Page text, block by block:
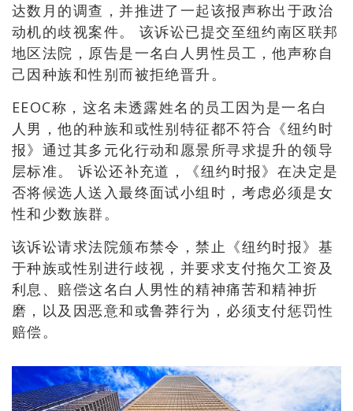
达数月的调查，并推进了一起该报声称出于政治
动机的歧视案件。 该诉讼已提交至纽约南区联邦
地区法院，原告是一名白人男性员工，他声称自
己因种族和性别而被拒绝晋升。
EEOC称，这名未透露姓名的员工因为是一名白
人男，他的种族和或性别特征都不符合《纽约时
报》通过其多元化行动和愿景所寻求提升的领导
层标准。 诉讼还补充道，《纽约时报》在决定是
否将候选人送入最终面试小组时，考虑必须是女
性和少数族群。
该诉讼请求法院颁布禁令，禁止《纽约时报》基
于种族或性别进行歧视，并要求支付拖欠工资及
利息、赔偿这名白人男性的精神痛苦和精神折
磨，以及因恶意和或鲁莽行为，必须支付惩罚性
赔偿。